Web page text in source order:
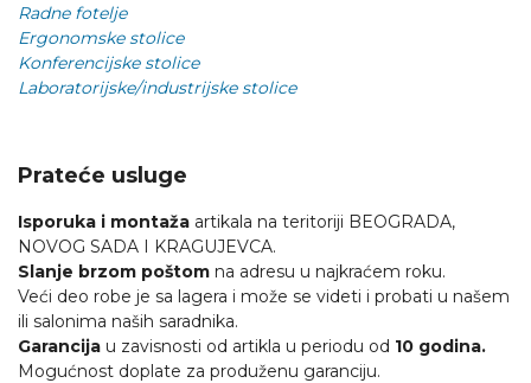
Radne fotelje
Ergonomske stolice
Konferencijske stolice
Laboratorijske/industrijske stolice
Prateće usluge
Isporuka i montaža artikala na teritoriji BEOGRADA,
NOVOG SADA I KRAGUJEVCA.
Slanje brzom poštom na adresu u najkraćem roku.
Veći deo robe je sa lagera i može se videti i probati u našem
ili salonima naših saradnika.
Garancija u zavisnosti od artikla u periodu od 10 godina.
Mogućnost doplate za produženu garanciju.